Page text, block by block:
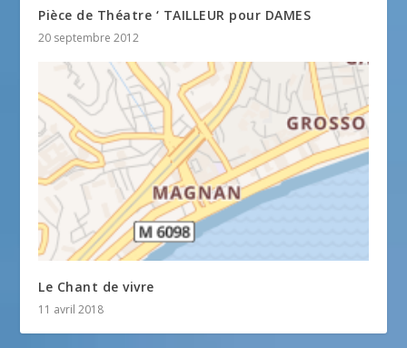
Pièce de Théatre ‘ TAILLEUR pour DAMES
20 septembre 2012
Le Chant de vivre
11 avril 2018